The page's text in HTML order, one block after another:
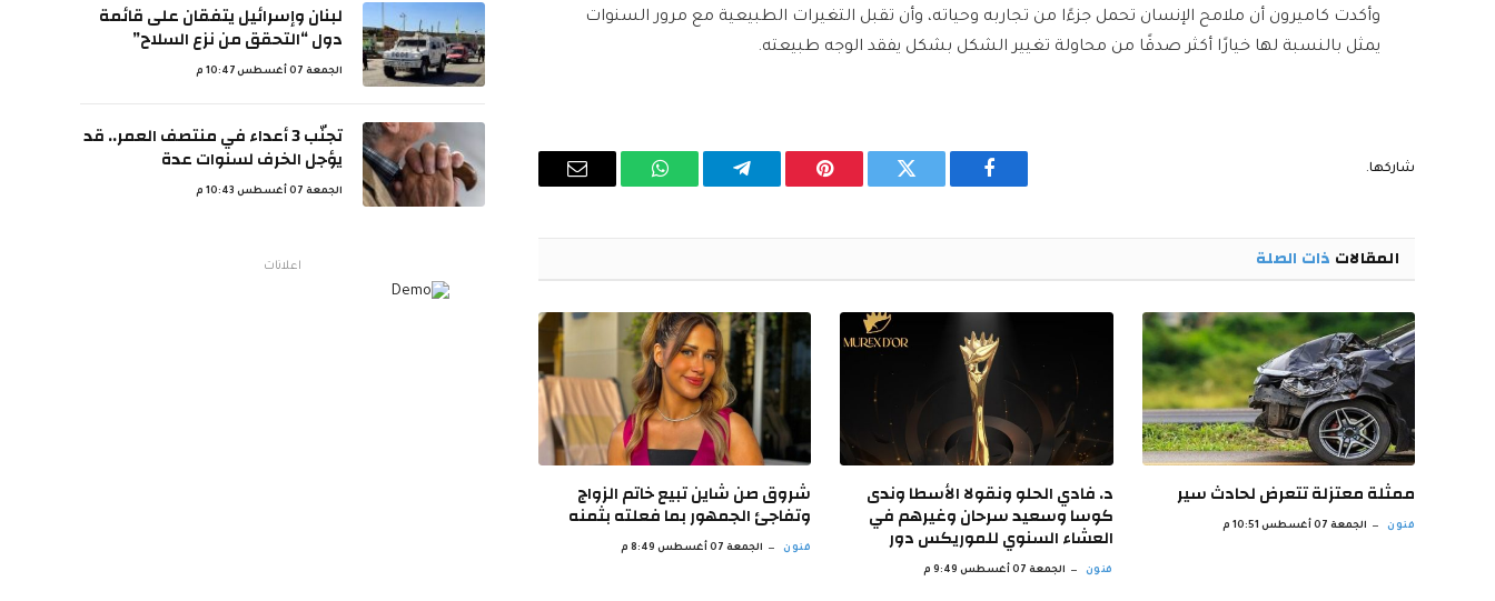
وأكدت كاميرون أن ملامح الإنسان تحمل جزءًا من تجاربه وحياته، وأن تقبل التغيرات الطبيعية مع مرور السنوات
يمثل بالنسبة لها خيارًا أكثر صدقًا من محاولة تغيير الشكل بشكل يفقد الوجه طبيعته.
شاركها.
فيسبوك تويتر بينتيريستتيلقرام واتساب
البريد
المقالات ذات الصلة
ممثلة معتزلة تتعرض لحادث سير
فنون الجمعة 07 أغسطس 10:51 م
د. فادي الحلو ونقولا الأسطا وندى
كوسا وسعيد سرحان وغيرهم في
العشاء السنوي للموريكس دور
فنون الجمعة 07 أغسطس 9:49 م
شروق صن شاين تبيع خاتم الزواج
وتفاجئ الجمهور بما فعلته بثمنه
فنون الجمعة 07 أغسطس 8:49 م
لبنان وإسرائيل يتفقان على قائمة
دول “التحقق من نزع السلاح”
الجمعة 07 أغسطس 10:47 م
تجنّب 3 أعداء في منتصف العمر.. قد
يؤجل الخرف لسنوات عدة
الجمعة 07 أغسطس 10:43 م
اعلانات